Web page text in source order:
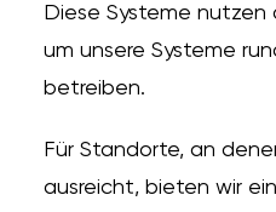
Diese Systeme nutzen
um unsere Systeme
betreiben.
Für Standorte, an
ausreicht, bieten wir